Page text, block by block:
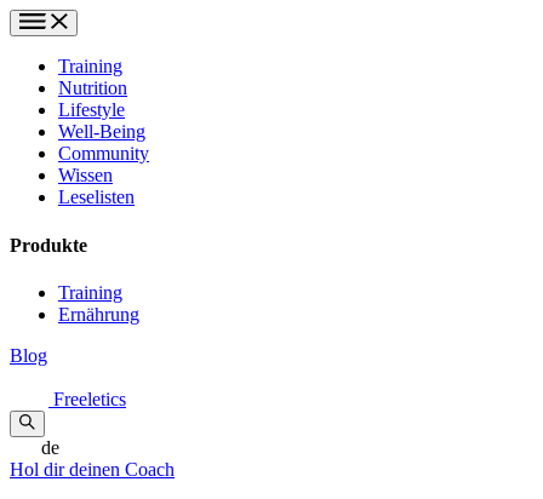
Training
Nutrition
Lifestyle
Well-Being
Community
Wissen
Leselisten
Produkte
Training
Ernährung
Blog
Freeletics
de
Hol dir deinen Coach